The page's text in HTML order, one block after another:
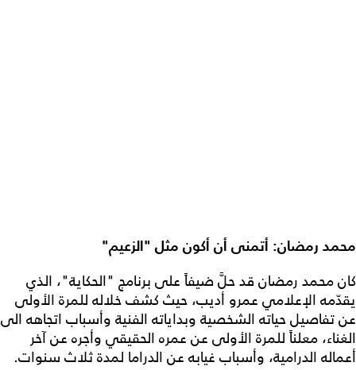
محمد رمضان: أتمنى أن أكون مثل "الزعيم"
كان محمد رمضان قد حلَّ ضيفاً على برنامج "الحكاية"، الذي
يقدّمه الإعلامي عمرو أديب، حيث كشف خلاله للمرة الأولى
عن تفاصيل حياته الشخصية وبداياته الفنية وأسباب اتجاهه الى
الغناء، معلناً للمرة الأولى عن عمره الحقيقي وأجره عن آخر
أعماله الدرامية، وأسباب غيابه عن الدراما لمدة ثلاث سنوات.